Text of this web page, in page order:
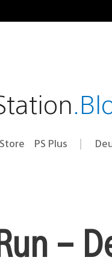
PS Plus
–